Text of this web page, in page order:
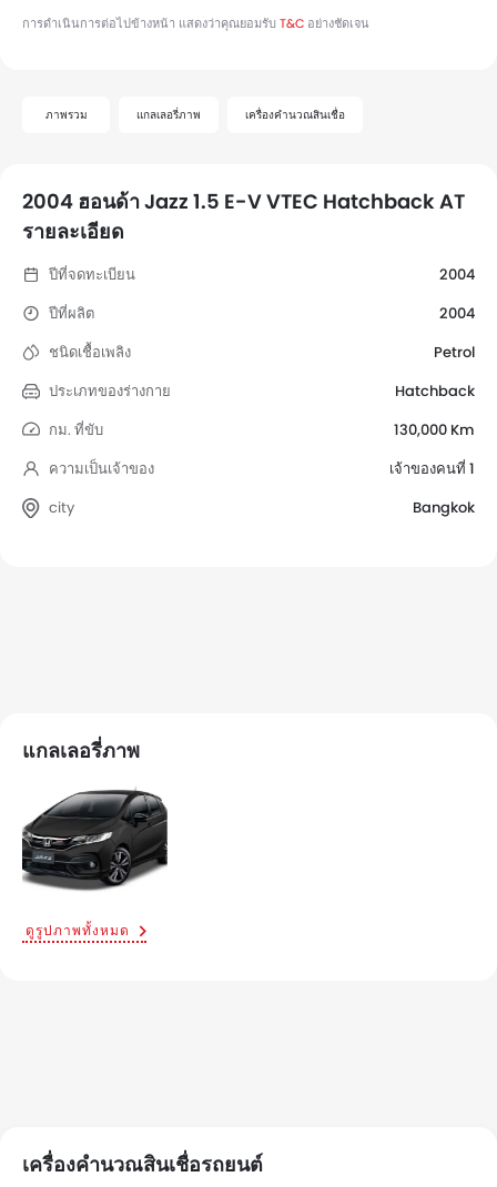
ภาพรวม แกลเลอรี่ภาพ เครื่องคำนวณสินเชื่อ
2004 ฮอนด้า Jazz 1.5 E-V VTEC Hatchback AT
รายละเอียด
ปีที่จดทะเบียน
2004
ปีที่ผลิต
2004
ชนิดเชื้อเพลิง
Petrol
ประเภทของร่างกาย
Hatchback
กม. ที่ขับ
130,000 Km
ความเป็นเจ้าของ
เจ้าของคนที่ 1
city
Bangkok
แกลเลอรี่ภาพ
ดูรูปภาพทั้งหมด
เครื่องคำนวณสินเชื่อรถยนต์